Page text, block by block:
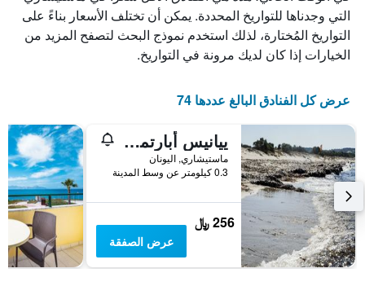
الذي
يعرض
أيام
الأسبوع.
التالي
1
Y
الذي
يعرض
متوسط
سعر
غرفة
التي وجدناها للتواريخ المحددة. يمكن أن تختلف الأسعار بناءً على
التواريخ المُختارة، لذلك استخدم نموذج البحث لتصفح المزيد من
الخيارات إذا كان لديك مرونة في التواريخ.
عرض كل الفنادق البالغ عددها 74
ييانيس أبارتمنتس
ماستيشاري, اليونان
0.3 كيلومتر عن وسط المدينة
256 ﷼
عرض الصفقة